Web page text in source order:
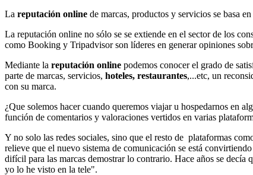
La reputación online de marcas, productos y servicios se basa
La reputación online no sólo se se extiende en el sector de los
como Booking y Tripadvisor son líderes en generar opiniones
Mediante la reputación online podemos conocer el grado de
parte de marcas, servicios, hoteles, restaurantes,...etc, un
con su marca.
¿Que solemos hacer cuando queremos viajar u hospedarnos en
función de comentarios y valoraciones vertidos en varias
Y no solo las redes sociales, sino que el resto de plataformas
relieve que el nuevo sistema de comunicación se está convirtiendo
difícil para las marcas demostrar lo contrario. Hace años se
yo lo he visto en la tele".